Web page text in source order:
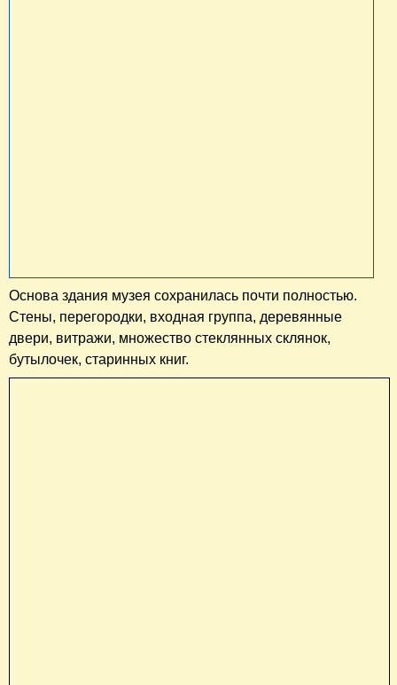
Основа здания музея сохранилась почти полностью.
Стены, перегородки, входная группа, деревянные
двери, витражи, множество стеклянных склянок,
бутылочек, старинных книг.